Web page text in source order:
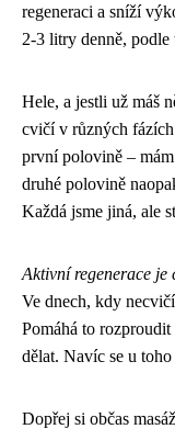
regeneraci a sníží
2-3 litry denně, podle
Hele, a jestli už máš
cvičí v různých
první polovině –
druhé polovině
Každá jsme jiná, ale
Aktivní regenerace je
Ve dnech, kdy
Pomáhá to
dělat. Navíc se u
Dopřej si občas